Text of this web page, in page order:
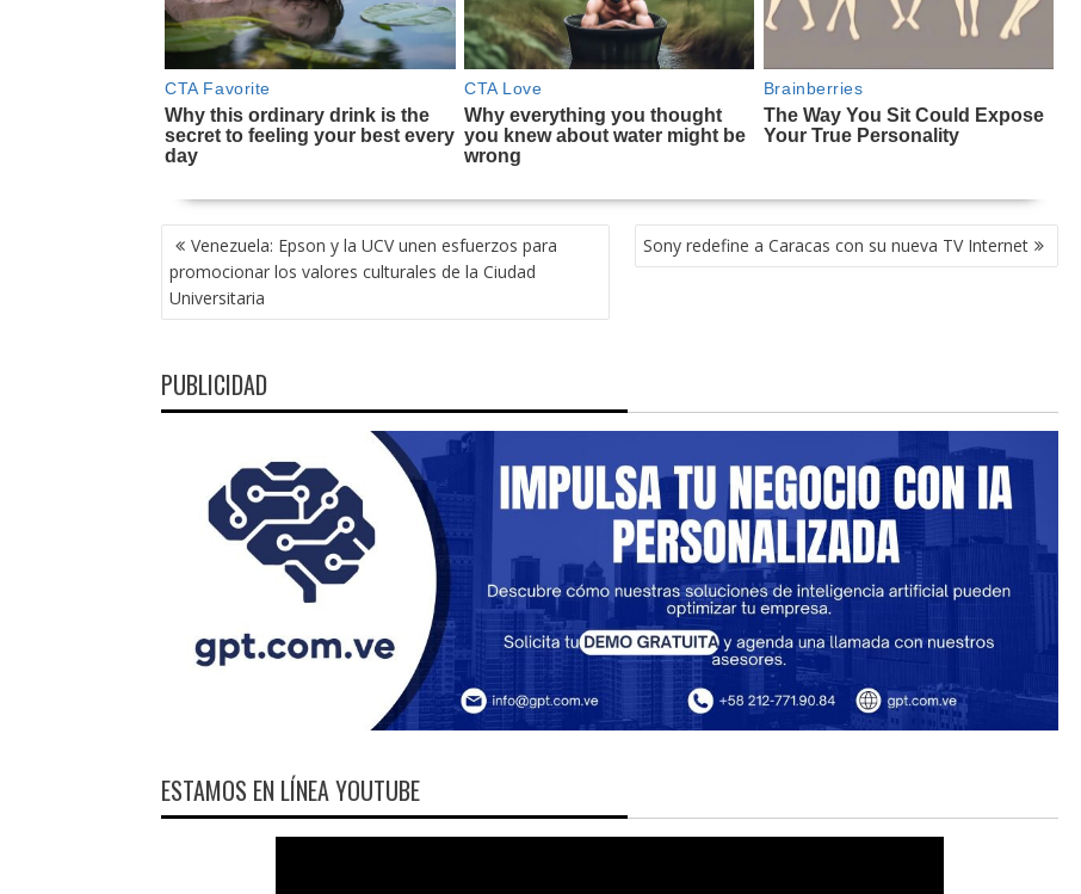
NAVEGACIÓN
DE
ENTRADAS
Venezuela: Epson y la UCV unen esfuerzos para
promocionar los valores culturales de la Ciudad
Universitaria
Sony redefine a Caracas con su nueva TV Internet
PUBLICIDAD
ESTAMOS EN LÍNEA YOUTUBE